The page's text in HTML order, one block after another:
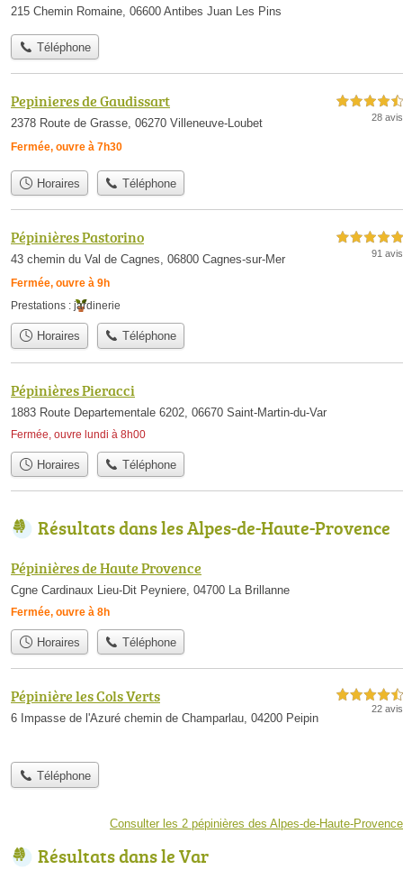
215 Chemin Romaine, 06600 Antibes Juan Les Pins
Téléphone
Pepinieres de Gaudissart
2378 Route de Grasse, 06270 Villeneuve-Loubet
Fermée, ouvre à 7h30
4,5 étoiles sur 5
28 avis
Horaires Téléphone
Pépinières Pastorino
43 chemin du Val de Cagnes, 06800 Cagnes-sur-Mer
Fermée, ouvre à 9h
5,0 étoiles sur 5
91 avis
Prestations : jardinerie
Horaires Téléphone
Pépinières Pieracci
1883 Route Departementale 6202, 06670 Saint-Martin-du-Var
Fermée, ouvre lundi à 8h00
Horaires Téléphone
Résultats dans les Alpes-de-Haute-Provence
Pépinières de Haute Provence
Cgne Cardinaux Lieu-Dit Peyniere, 04700 La Brillanne
Fermée, ouvre à 8h
Horaires Téléphone
Pépinière les Cols Verts
6 Impasse de l'Azuré chemin de Champarlau, 04200 Peipin
4,5 étoiles sur 5
22 avis
Téléphone
Consulter les 2 pépinières des Alpes-de-Haute-Provence
Résultats dans le Var